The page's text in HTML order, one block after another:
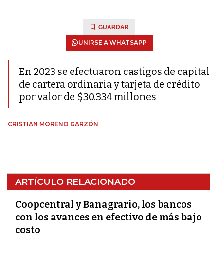
GUARDAR
UNIRSE A WHATSAPP
En 2023 se efectuaron castigos de capital
de cartera ordinaria y tarjeta de crédito
por valor de $30.334 millones
CRISTIAN MORENO GARZÓN
ARTÍCULO RELACIONADO
Coopcentral y Banagrario, los bancos
con los avances en efectivo de más bajo
costo